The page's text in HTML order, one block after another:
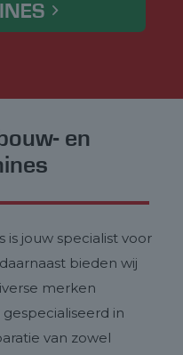
en
jouw specialist voor
bieden wij
merken
gespecialiseerd in
van zowel